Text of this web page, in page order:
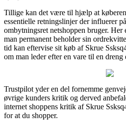
Tillige kan det være til hjælp at
essentielle retningslinjer der influerer
ombytningsret netshoppen bruger. Her
man permanent beholder sin
tid kan eftervise sit køb af Skrue
om man leder efter en vare til en dreng
Trustpilot yder en del fornemme
øvrige kunders kritik og derved
internet shoppens kritik af Skrue
for at du shopper.